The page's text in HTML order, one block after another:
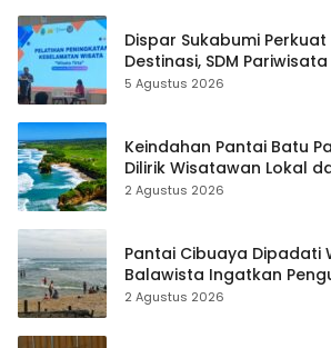
Dispar Sukabumi
Destinasi, SDM
hingga Teknik Evakuasi
5 Agustus 2026
Keindahan Pantai Batu
Dilirik Wisatawan Lokal
2 Agustus 2026
Pantai Cibuaya Dipadati
Balawista Ingatkan
Waspada
2 Agustus 2026